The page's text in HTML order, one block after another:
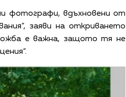
фотографи, вдъхновени от
заяви на откриването
е важна, защото тя не